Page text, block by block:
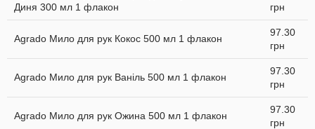
Диня 300 мл 1 флакон
грн
Agrado Мило для рук Кокос 500 мл 1 флакон
97.30
грн
Agrado Мило для рук Ваніль 500 мл 1 флакон
97.30
грн
Agrado Мило для рук Ожина 500 мл 1 флакон
97.30
грн